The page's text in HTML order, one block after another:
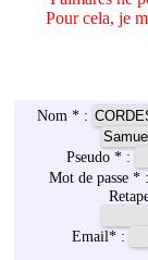
Pour cela, je
Nom * :
Pseudo * :
Mot de passe * :
Email* :